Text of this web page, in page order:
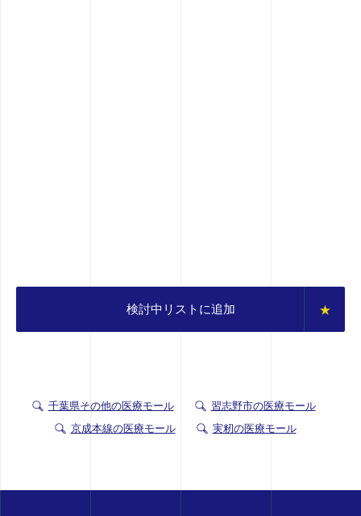
検討中リストに追加
千葉県その他の医療モール
習志野市の医療モール
京成本線の医療モール
実籾の医療モール